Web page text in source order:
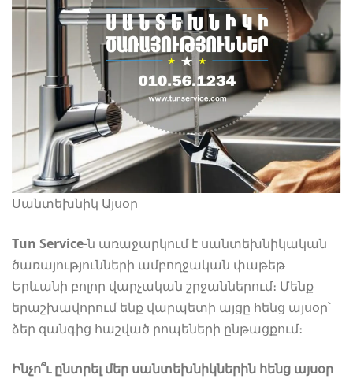
Սանտեխնիկ Այսօր
Tun Service-ն առաջարկում է սանտեխնիկական
ծառայությունների ամբողջական փաթեթ
Երևանի բոլոր վարչական շրջաններում։ Մենք
երաշխավորում ենք վարպետի այցը հենց այսօր՝
ձեր զանգից հաշված րոպեների ընթացքում։
Ինչո՞ւ ընտրել մեր սանտեխնիկներին հենց այսօր